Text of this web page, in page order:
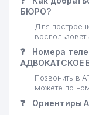
23 ХОРЕЗМ
БЮРО?
Для
❓
Номера
АДВОКАТСКОЕ
Позвонить в
можете по
❓ Ориентиры